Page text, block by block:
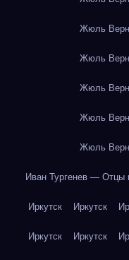
Жюль
Жюль
Жюль
Жюль
Жюль
Иван Тургенев — Отцы
Иркутск Иркутск
Иркутск Иркутск